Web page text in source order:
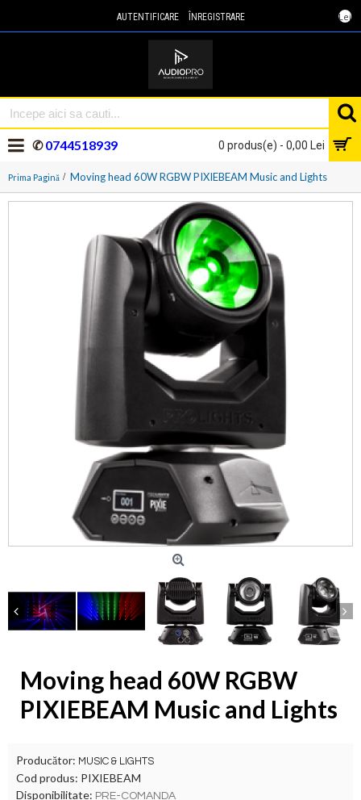
Lei
AUTENTIFICARE ÎNREGISTRARE
0 produs(e) - 0,00 Lei
✆0744518939
Prima Pagină Moving head 60W RGBW PIXIEBEAM Music and Lights
Moving head 60W RGBW
PIXIEBEAM Music and Lights
Producător: MUSIC & LIGHTS
Cod produs: PIXIEBEAM
Disponibilitate: PRE-COMANDA